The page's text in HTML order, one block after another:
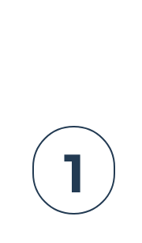
1